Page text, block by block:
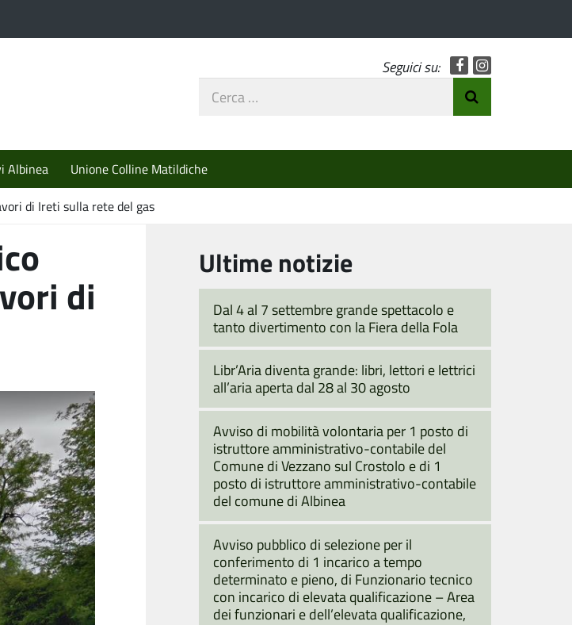
Seguici su: Facebook
Cerca
Albinea Unione Colline Matildiche
di Ireti sulla rete del gas
di
Ultime notizie
Dal 4 al 7 settembre grande spettacolo e
tanto divertimento con la Fiera della Fola
Libr’Aria diventa grande: libri, lettori e lettrici
all’aria aperta dal 28 al 30 agosto
Avviso di mobilità volontaria per 1 posto di
istruttore amministrativo-contabile del
Comune di Vezzano sul Crostolo e di 1
posto di istruttore amministrativo-contabile
del comune di Albinea
Avviso pubblico di selezione per il
conferimento di 1 incarico a tempo
determinato e pieno, di Funzionario tecnico
con incarico di elevata qualificazione – Area
dei funzionari e dell’elevata qualificazione,